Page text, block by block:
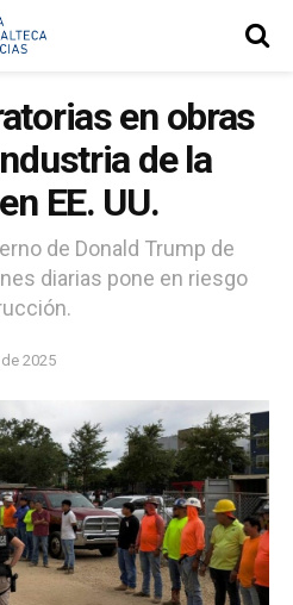
en obras
de la
EE. UU.
de Donald Trump de
diarias pone en riesgo
2025